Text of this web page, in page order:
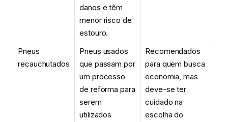
danos e têm
menor risco de
estouro.
Pneus
recauchutados
Pneus usados
que passam por
um processo
de reforma para
serem
utilizados
Recomendados
para quem busca
economia, mas
deve-se ter
cuidado na
escolha do